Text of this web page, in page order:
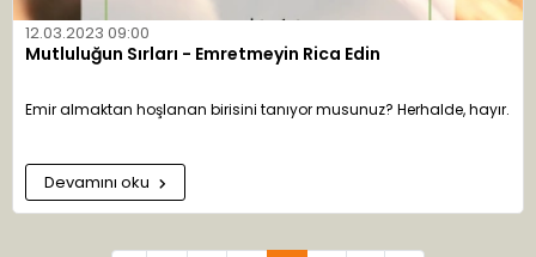
12.03.2023 09:00
Mutluluğun Sırları - Emretmeyin Rica Edin
Emir almaktan hoşlanan birisini tanıyor musunuz? Herhalde, hayır.
Devamını oku